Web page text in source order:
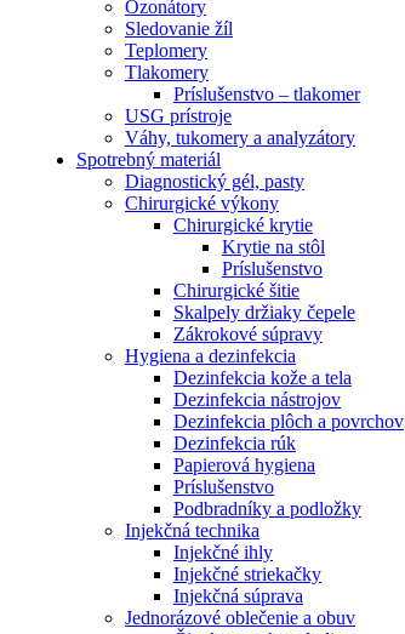
Ozonátory
Sledovanie žíl
Teplomery
Tlakomery
Príslušenstvo – tlakomer
USG prístroje
Váhy, tukomery a analyzátory
Spotrebný materiál
Diagnostický gél, pasty
Chirurgické výkony
Chirurgické krytie
Krytie na stôl
Príslušenstvo
Chirurgické šitie
Skalpely držiaky čepele
Zákrokové súpravy
Hygiena a dezinfekcia
Dezinfekcia kože a tela
Dezinfekcia nástrojov
Dezinfekcia plôch a povrchov
Dezinfekcia rúk
Papierová hygiena
Príslušenstvo
Podbradníky a podložky
Injekčná technika
Injekčné ihly
Injekčné striekačky
Injekčná súprava
Jednorázové oblečenie a obuv